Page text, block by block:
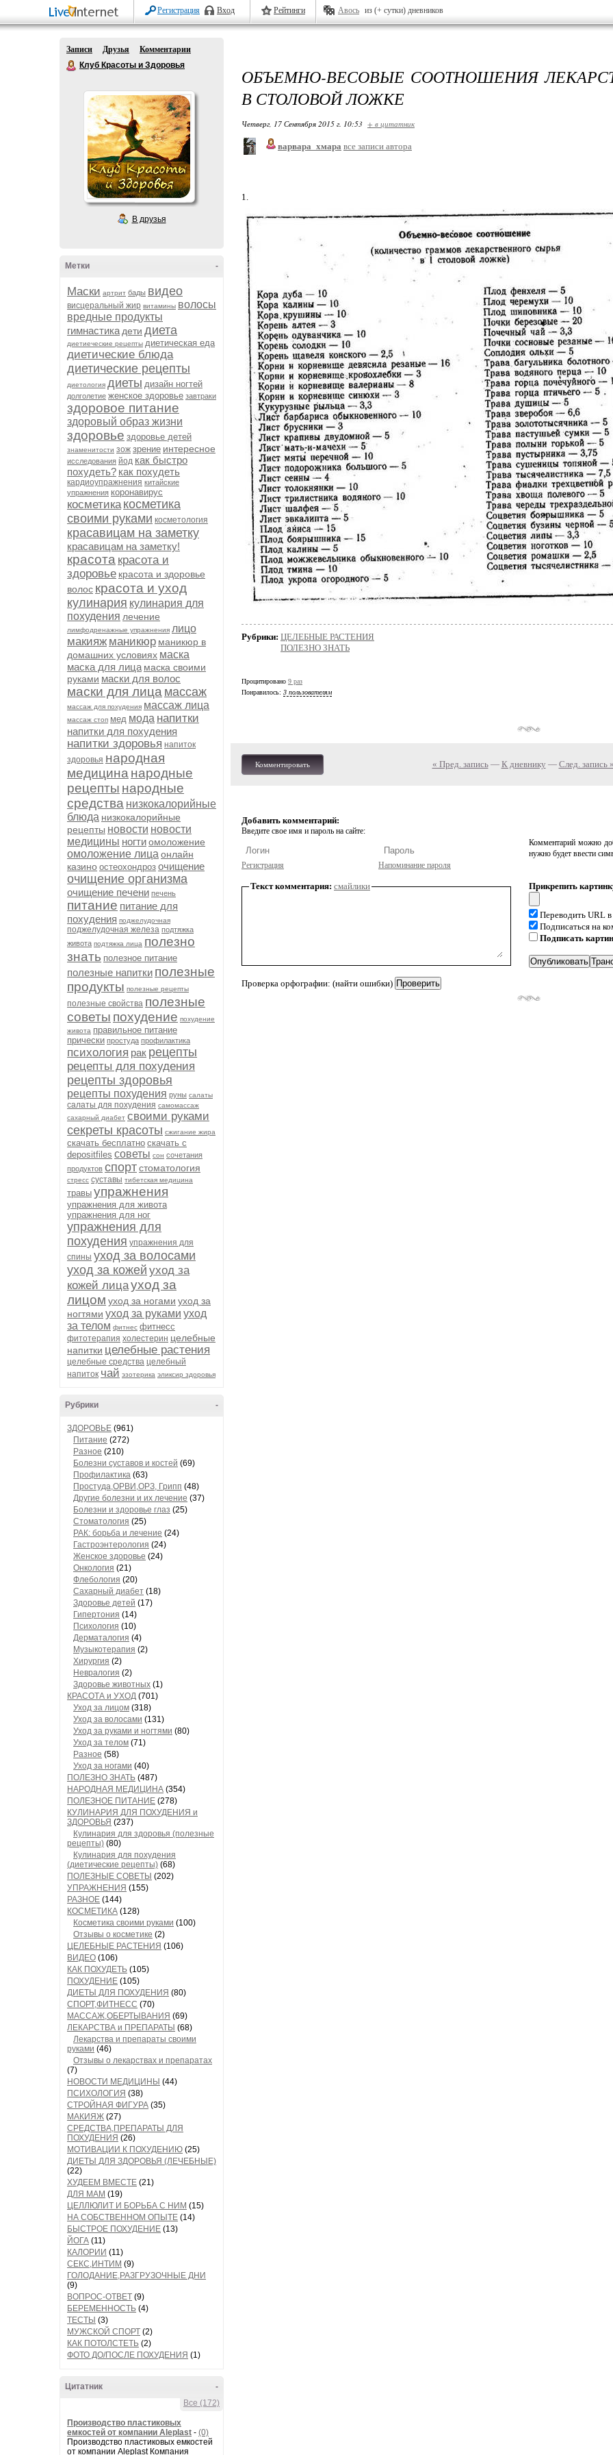
Регистрация Вход Рейтинги Авось из (+ сутки) дневников
Записи Друзья
Комментарии
Клуб Красоты и Здоровья
В друзья
-
Метки
Маски артрит бады видео
висцеральный жир витамины волосы
вредные продукты
гимнастика дети диета
диетиеческие рецепты диетическая еда
диетические блюда
диетические рецепты
диетология диеты дизайн ногтей
долголетие женское здоровье завтраки
здоровое питание
здоровый образ жизни
здоровье здоровье детей
знаменитости зож зрение интересное
исследования йод как быстро
похудеть? как похудеть
кардиоупражнения китайские
упражнения коронавирус
косметика косметика
своими руками косметология
красавицам на заметку
красавицам на заметку!
красота красота и
здоровье красота и здоровье
волос красота и уход
кулинария кулинария для
похудения лечение
лимфодренажные упражнения лицо
макияж маникюр маникюр в
домашних условиях маска
маска для лица маска своими
руками маски для волос
маски для лица массаж
массаж для похудения массаж лица
массаж стоп мед мода напитки
напитки для похудения
напитки здоровья напиток
здоровья народная
медицина народные
рецепты народные
средства низкокалорийные
блюда низкокалорийные
рецепты новости новости
медицины ногтиомоложение
омоложение лица онлайн
казино остеохондроз очищение
очищение организма
очищение печени печень
питание питание для
похудения поджелудочная
поджелудочная железа подтяжка
живота подтяжка лица полезно
знать полезное питание
полезные напитки полезные
продукты полезные рецепты
полезные свойства полезные
советы похудение похудение
живота правильное питание
прически простуда профилактика
психология рак рецепты
рецепты для похудения
рецепты здоровья
рецепты похудения руны салаты
салаты для похудения самомассаж
сахарный диабет своими руками
секреты красоты сжигание жира
скачать бесплатно скачать с
depositfiles советы сон сочетания
продуктов спортстоматология
стресс суставы тибетская медицина
травы упражнения
упражнения для живота
упражнения для ног
упражнения для
похудения упражнения для
спины уход за волосами
уход за кожей уход за
кожей лицауход за
лицом уход за ногами уход за
ногтями уход за руками уход
за телом фитнес фитнесс
фитотерапия холестерин целебные
напитки целебные растения
целебные средства целебный
напиток чай эзотерика эликсир здоровья
-
Рубрики
ЗДОРОВЬЕ (961)
Питание (272)
Разное (210)
Болезни суставов и костей (69)
Профилактика (63)
Простуда,ОРВИ,ОРЗ, Грипп (48)
Другие болезни и их лечение (37)
Болезни и здоровье глаз (25)
Стоматология (25)
РАК: борьба и лечение (24)
Гастроэнтерология (24)
Женское здоровье (24)
Онкология (21)
Флебология (20)
Сахарный диабет (18)
Здоровье детей (17)
Гипертония (14)
Психология (10)
Дерматалогия (4)
Музыкотерапия (2)
Хирургия (2)
Невралогия (2)
Здоровье животных (1)
КРАСОТА и УХОД (701)
Уход за лицом (318)
Уход за волосами (131)
Уход за руками и ногтями (80)
Уход за телом (71)
Разное (58)
Уход за ногами (40)
ПОЛЕЗНО ЗНАТЬ (487)
НАРОДНАЯ МЕДИЦИНА (354)
ПОЛЕЗНОЕ ПИТАНИЕ (278)
КУЛИНАРИЯ ДЛЯ ПОХУДЕНИЯ и
ЗДОРОВЬЯ (237)
Кулинария для здоровья (полезные
рецепты) (80)
Кулинария для похудения
(диетические рецепты) (68)
ПОЛЕЗНЫЕ СОВЕТЫ (202)
УПРАЖНЕНИЯ (155)
РАЗНОЕ (144)
КОСМЕТИКА (128)
Косметика своими руками (100)
Отзывы о косметике (2)
ЦЕЛЕБНЫЕ РАСТЕНИЯ (106)
ВИДЕО (106)
КАК ПОХУДЕТЬ (105)
ПОХУДЕНИЕ (105)
ДИЕТЫ ДЛЯ ПОХУДЕНИЯ (80)
СПОРТ,ФИТНЕСС (70)
МАССАЖ,ОБЕРТЫВАНИЯ (69)
ЛЕКАРСТВА и ПРЕПАРАТЫ (68)
Лекарства и препараты своими
руками (46)
Отзывы о лекарствах и препаратах
(7)
НОВОСТИ МЕДИЦИНЫ (44)
ПСИХОЛОГИЯ (38)
СТРОЙНАЯ ФИГУРА (35)
МАКИЯЖ (27)
СРЕДСТВА,ПРЕПАРАТЫ ДЛЯ
ПОХУДЕНИЯ (26)
МОТИВАЦИИ К ПОХУДЕНИЮ (25)
ДИЕТЫ ДЛЯ ЗДОРОВЬЯ (ЛЕЧЕБНЫЕ)
(22)
ХУДЕЕМ ВМЕСТЕ (21)
ДЛЯ МАМ (19)
ЦЕЛЛЮЛИТ И БОРЬБА С НИМ (15)
НА СОБСТВЕННОМ ОПЫТЕ (14)
БЫСТРОЕ ПОХУДЕНИЕ (13)
ЙОГА (11)
КАЛОРИИ (11)
СЕКС,ИНТИМ (9)
ГОЛОДАНИЕ,РАЗГРУЗОЧНЫЕ ДНИ
(9)
ВОПРОС-ОТВЕТ (9)
БЕРЕМЕННОСТЬ (4)
ТЕСТЫ (3)
МУЖСКОЙ СПОРТ (2)
КАК ПОТОЛСТЕТЬ (2)
ФОТО ДО/ПОСЛЕ ПОХУДЕНИЯ (1)
-
Цитатник
Все (172)
Производство пластиковых
емкостей от компании Aleplast - (0)
Производство пластиковых емкостей
от компании Aleplast Компания
ОБЪЕМНО-ВЕСОВЫЕ СООТНОШЕНИЯ
В СТОЛОВОЙ ЛОЖКЕ
Четверг, 17 Сентября 2015 г. 10:53 + в цитатник
варвара_хмара все записи автора
1.
Рубрики: ЦЕЛЕБНЫЕ РАСТЕНИЯ
ПОЛЕЗНО ЗНАТЬ
Процитировано 9 раз
Понравилось: 3 пользователям
Комментировать « Пред. запись— К дневнику — След. запись »
Добавить комментарий:
Введите свое имя и пароль на сайте:
Регистрация Напоминание пароля
Комментарий можно
нужно будет ввести
Текст комментария: смайлики
Проверка орфографии: (найти ошибки)
Прикрепить
Переводить URL
Подписаться на
Подписать